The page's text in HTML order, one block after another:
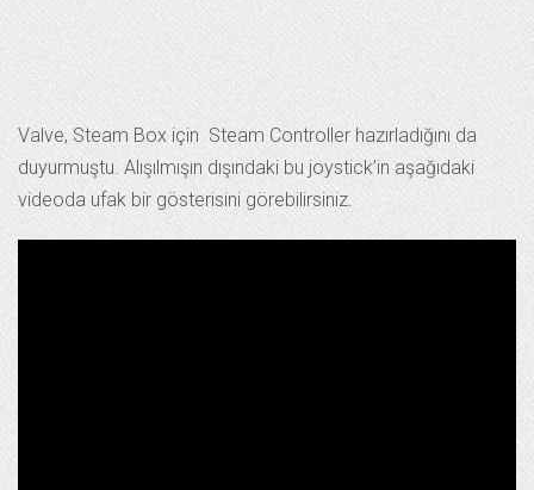
Valve, Steam Box için Steam Controller hazırladığını da
duyurmuştu. Alışılmışın dışındaki bu joystick’in aşağıdaki
videoda ufak bir gösterisini görebilirsiniz.